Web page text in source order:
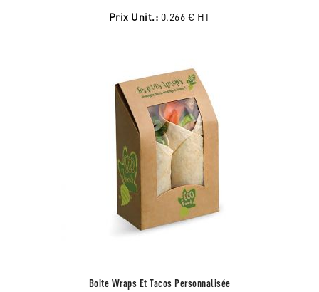
Prix Unit.: 0.266 € HT
Boite Wraps Et Tacos Personnalisée